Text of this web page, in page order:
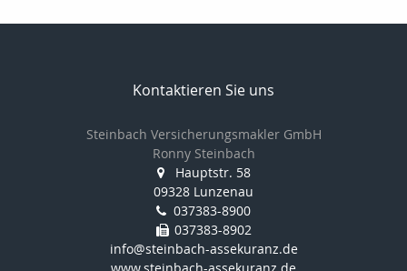
Kontaktieren Sie uns
Steinbach Versicherungsmakler GmbH
Ronny Steinbach
Hauptstr. 58
09328 Lunzenau
037383-8900
037383-8902
info@steinbach-assekuranz.de